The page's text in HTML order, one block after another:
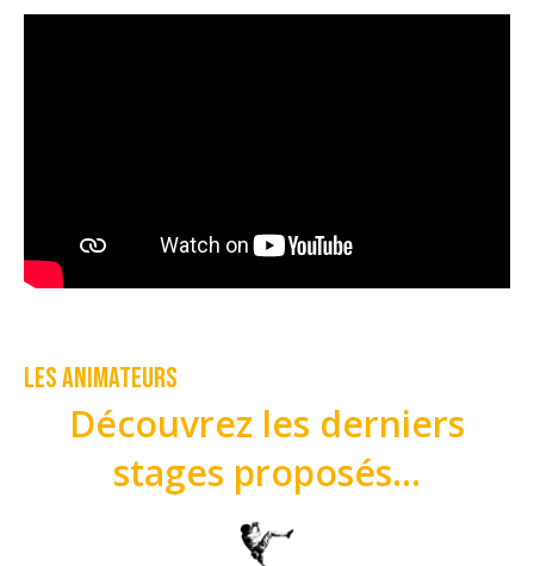
Les animateurs
Découvrez les derniers
stages proposés...